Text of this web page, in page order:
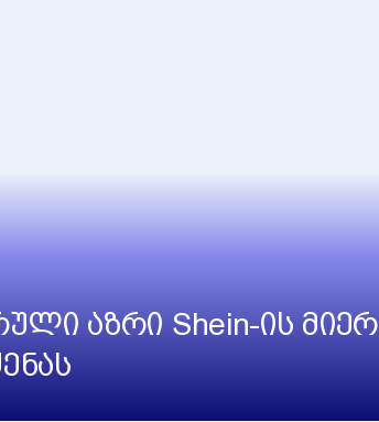
აზრი Shein-ის მიერ